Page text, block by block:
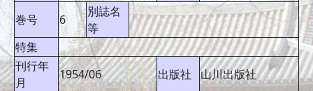
巻号 6
別誌名
等
特集
刊行年
月
1954/06 出版社
山川出版社